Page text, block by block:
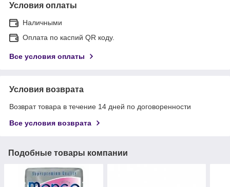
Условия оплаты
Наличными
Оплата по каспий QR коду.
Все условия оплаты
Условия возврата
Возврат товара в течение 14 дней по договоренности
Все условия возврата
Подобные товары компании